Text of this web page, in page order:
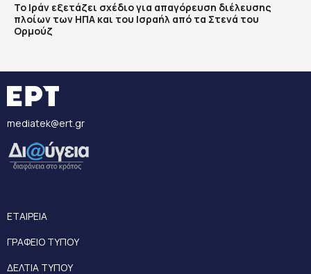
Το Ιράν εξετάζει σχέδιο για απαγόρευση διέλευσης
πλοίων των ΗΠΑ και του Ισραήλ από τα Στενά του
Ορμούζ
mediatek@ert.gr
ΕΤΑΙΡΕΙΑ
ΓΡΑΦΕΙΟ ΤΥΠΟΥ
ΔΕΛΤΙΑ ΤΥΠΟΥ